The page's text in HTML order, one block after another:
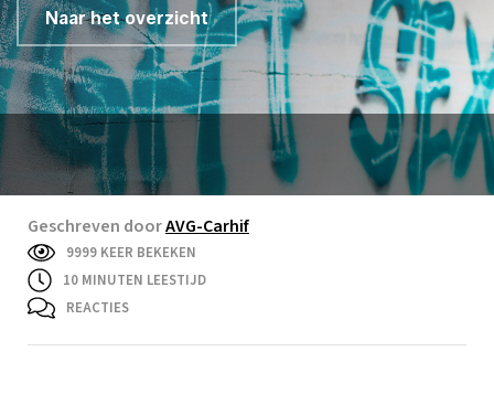
Naar het overzicht
Geschreven doorAVG-Carhif
9999 KEER BEKEKEN
10 MINUTEN LEESTIJD
REACTIES